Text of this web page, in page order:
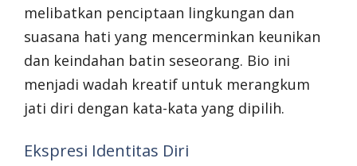
melibatkan penciptaan lingkungan dan
suasana hati yang mencerminkan keunikan
dan keindahan batin seseorang. Bio ini
menjadi wadah kreatif untuk merangkum
jati diri dengan kata-kata yang dipilih.
Ekspresi Identitas Diri